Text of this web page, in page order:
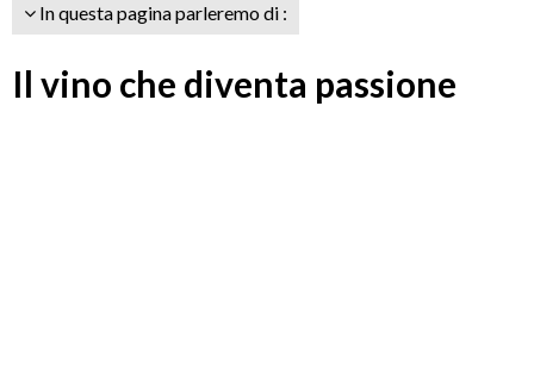
In questa pagina parleremo di :
Il vino che diventa passione